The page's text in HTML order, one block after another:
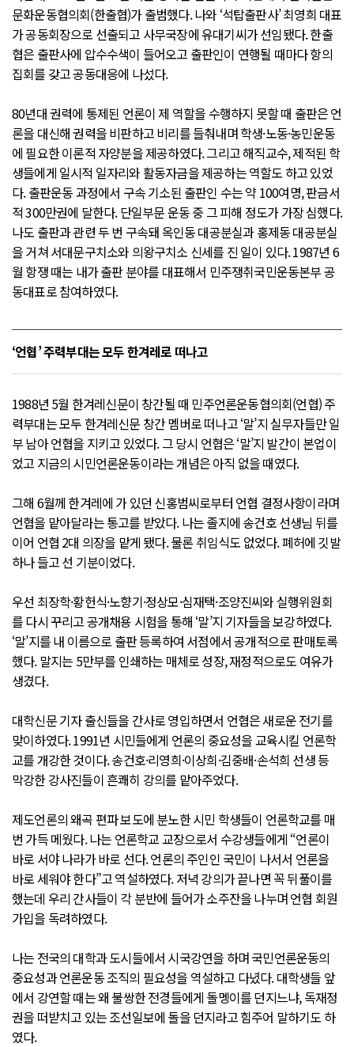
문화운동협의회(한출협)가 출범했다. 나와 ‘석탑출판사’ 최영희 대표
가 공동회장으로 선출되고 사무국장에 유대기씨가 선임됐다. 한출
협은 출판사에 압수수색이 들어오고 출판인이 연행될 때마다 항의
집회를 갖고 공동대응에 나섰다.
80년대 권력에 통제된 언론이 제 역할을 수행하지 못할 때 출판은 언
론을 대신해 권력을 비판하고 비리를 들춰내며 학생·노동·농민운동
에 필요한 이론적 자양분을 제공하였다. 그리고 해직교수, 제적된 학
생들에게 일시적 일자리와 활동자금을 제공하는 역할도 하고 있었
다. 출판운동 과정에서 구속 기소된 출판인 수는 약 100여명, 판금서
적 300만권에 달한다. 단일부문 운동 중 그 피해 정도가 가장 심했다.
나도 출판과 관련 두 번 구속돼 옥인동 대공분실과 홍제동 대공분실
을 거쳐 서대문구치소와 의왕구치소 신세를 진 일이 있다. 1987년 6
월 항쟁 때는 내가 출판 분야를 대표해서 민주쟁취국민운동본부 공
동대표로 참여하였다.
‘언협’ 주력부대는 모두 한겨레로 떠나고
1988년 5월 한겨레신문이 창간될 때 민주언론운동협의회(언협) 주
력부대는 모두 한겨레신문 창간 멤버로 떠나고 ‘말’지 실무자들만 일
부 남아 언협을 지키고 있었다. 그 당시 언협은 ‘말’지 발간이 본업이
었고 지금의 시민언론운동이라는 개념은 아직 없을 때였다.
그해 6월께 한겨레에 가 있던 신홍범씨로부터 언협 결정사항이라며
언협을 맡아달라는 통고를 받았다. 나는 졸지에 송건호 선생님 뒤를
이어 언협 2대 의장을 맡게 됐다. 물론 취임식도 없었다. 폐허에 깃발
하나 들고 선 기분이었다.
우선 최장학·황헌식·노향기·정상모·심재택·조양진씨와 실행위원회
를 다시 꾸리고 공개채용 시험을 통해 ‘말’지 기자들을 보강하였다.
‘말’지를 내 이름으로 출판 등록하여 서점에서 공개적으로 판매토록
했다. 말지는 5만부를 인쇄하는 매체로 성장, 재정적으로도 여유가
생겼다.
대학신문 기자 출신들을 간사로 영입하면서 언협은 새로운 전기를
맞이하였다. 1991년 시민들에게 언론의 중요성을 교육시킬 언론학
교를 개강한 것이다. 송건호·리영희·이상희·김중배·손석희 선생 등
막강한 강사진들이 흔쾌히 강의를 맡아주었다.
제도언론의 왜곡 편파 보도에 분노한 시민 학생들이 언론학교를 매
번 가득 메웠다. 나는 언론학교 교장으로서 수강생들에게 “언론이
바로 서야 나라가 바로 선다. 언론의 주인인 국민이 나서서 언론을
바로 세워야 한다”고 역설하였다. 저녁 강의가 끝나면 꼭 뒤풀이를
했는데 우리 간사들이 각 분반에 들어가 소주잔을 나누며 언협 회원
가입을 독려하였다.
나는 전국의 대학과 도시들에서 시국강연을 하며 국민언론운동의
중요성과 언론운동 조직의 필요성을 역설하고 다녔다. 대학생들 앞
에서 강연할 때는 왜 불쌍한 전경들에게 돌멩이를 던지느냐, 독재정
권을 떠받치고 있는 조선일보에 돌을 던지라고 힘주어 말하기도 하
였다.